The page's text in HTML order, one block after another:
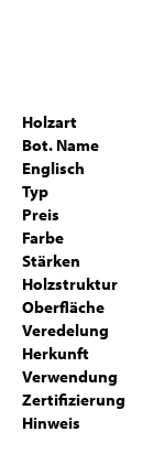
Holzart
Bot. Name
Englisch
Typ
Preis
Farbe
Stärken
Holzstruktur
Oberfläche
Veredelung
Herkunft
Verwendung
Zertifizierung
Hinweis